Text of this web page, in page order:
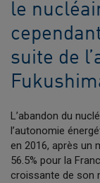
le
suite de
L’abandon du
l’autonomie
en 2016, après un
56.5% pour la
croissante de son